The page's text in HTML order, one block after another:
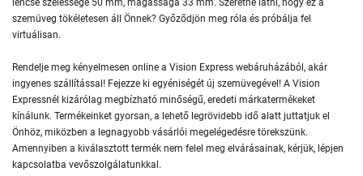
lencse szélessége 50 mm, magassága 33 mm. Szeretné látni, hogy ez a
szemüveg tökéletesen áll Önnek? Győződjön meg róla és próbálja fel
virtuálisan.
Rendelje meg kényelmesen online a Vision Express webáruházából, akár
ingyenes szállítással! Fejezze ki egyéniségét új szemüvegével! A Vision
Expressnél kizárólag megbízható minőségű, eredeti márkatermékeket
kínálunk. Termékeinket gyorsan, a lehető legrövidebb idő alatt juttatjuk el
Önhöz, miközben a legnagyobb vásárlói megelégedésre törekszünk.
Amennyiben a kiválasztott termék nem felel meg elvárásainak, kérjük, lépjen
kapcsolatba vevőszolgálatunkkal.